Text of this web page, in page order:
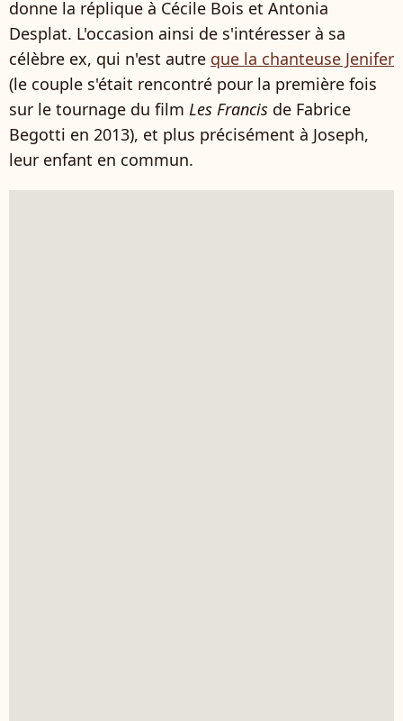
donne la réplique à Cécile Bois et Antonia
Desplat. L'occasion ainsi de s'intéresser à sa
célèbre ex, qui n'est autre que la chanteuse Jenifer
(le couple s'était rencontré pour la première fois
sur le tournage du film Les Francis de Fabrice
Begotti en 2013), et plus précisément à Joseph,
leur enfant en commun.